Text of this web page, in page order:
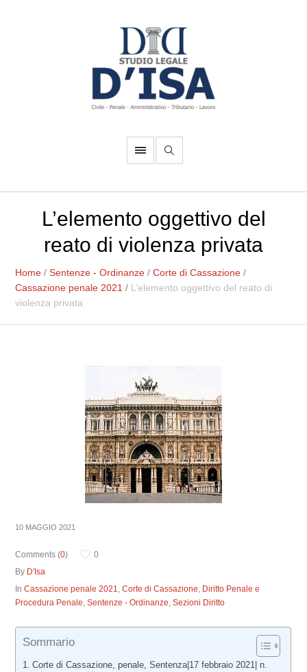
L’elemento oggettivo del
reato di violenza privata
Home /Sentenze - Ordinanze /Corte di Cassazione /
Cassazione penale 2021 / L’elemento oggettivo del reato di
violenza privata
10 MAGGIO 2021
Comments (0)
0
By D'Isa
InCassazione penale 2021,Corte di Cassazione, Diritto Penale e
Procedura Penale,Sentenze - Ordinanze,Sezioni Diritto
Sommario
Corte di Cassazione, penale, Sentenza|17 febbraio 2021| n.